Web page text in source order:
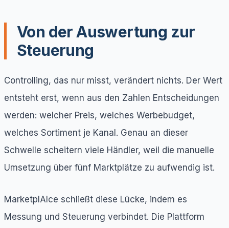
Von der Auswertung zur
Steuerung
Controlling, das nur misst, verändert nichts. Der Wert
entsteht erst, wenn aus den Zahlen Entscheidungen
werden: welcher Preis, welches Werbebudget,
welches Sortiment je Kanal. Genau an dieser
Schwelle scheitern viele Händler, weil die manuelle
Umsetzung über fünf Marktplätze zu aufwendig ist.
MarketplAIce schließt diese Lücke, indem es
Messung und Steuerung verbindet. Die Plattform